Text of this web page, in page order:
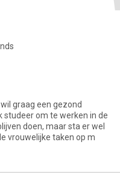
graag een gezond
studeer om te werken in de
doen, maar sta er wel
vrouwelijke taken op m